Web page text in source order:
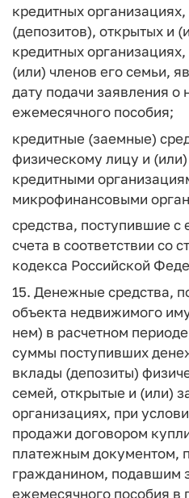
кредитных
(депозитов), открытых и
кредитных
(или) членов его семьи,
дату подачи заявления о
ежемесячного пособия;
кредитные (заемные)
физическому лицу и
кредитными
микрофинансовыми
средства, поступившие с
счета в соответствии со
кодекса Российской
15. Денежные средства,
объекта недвижимого
нем) в расчетном
суммы поступивших
вклады (депозиты)
семей, открытые и (или)
организациях, при
продажи договором
платежным документом,
гражданином, подавшим
ежемесячного пособия в